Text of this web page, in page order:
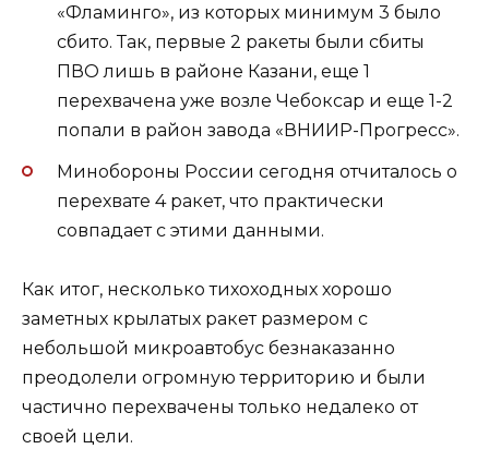
«Фламинго», из которых минимум 3 было
сбито. Так, первые 2 ракеты были сбиты
ПВО лишь в районе Казани, еще 1
перехвачена уже возле Чебоксар и еще 1-2
попали в район завода «ВНИИР-Прогресс».
Минобороны России сегодня отчиталось о
перехвате 4 ракет, что практически
совпадает с этими данными.
Как итог, несколько тихоходных хорошо
заметных крылатых ракет размером с
небольшой микроавтобус безнаказанно
преодолели огромную территорию и были
частично перехвачены только недалеко от
своей цели.